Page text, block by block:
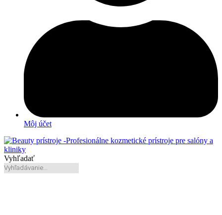
Môj účet
Vyhľadať